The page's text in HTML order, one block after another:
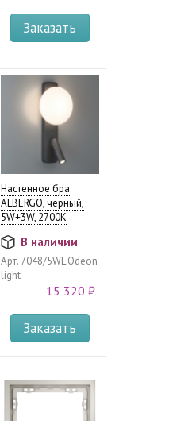
Заказать
Настенное бра
ALBERGO, черный,
5W+3W, 2700К
В наличии
Арт.7048/5WL Odeon
light
15 320 ₽
Заказать